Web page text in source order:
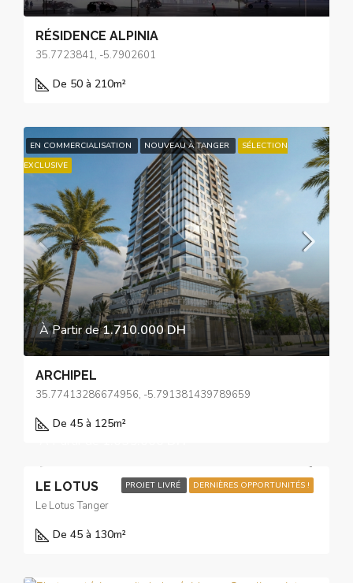
RÉSIDENCE ALPINIA
35.7723841, -5.7902601
De 50 à 210m²
EN COMMERCIALISATION NOUVEAU À TANGER
SÉLECTION
EXCLUSIVE
À Partir de1.710.000 DH
ARCHIPEL
35.77413286674956, -5.791381439789659
De 45 à 125m²
PROJET LIVRÉ DERNIÈRES OPPORTUNITÉS !
LE LOTUS
Le Lotus Tanger
De 45 à 130m²